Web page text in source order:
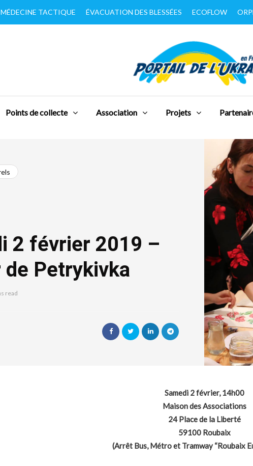
MÉDECINE TACTIQUE ÉVACUATION DES BLESSÉES ECOFLOW
Points de collecte Association Projets
2 février 2019 –
Petrykivka
read
Samedi 2 février, 14h00
Maison des Associations
24 Place de la Liberté
59100 Roubaix
(Arrêt Bus, Métro et Tramway “Roubaix